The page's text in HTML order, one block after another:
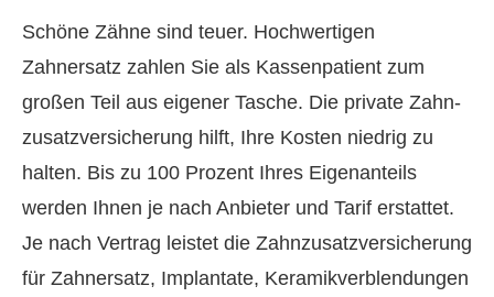
Schöne Zähne sind teuer. Hochwertigen
Zahnersatz zahlen Sie als Kassenpatient zum
großen Teil aus eigener Tasche. Die private Zahn­
zu­satz­ver­si­che­rung hilft, Ihre Kosten niedrig zu
halten. Bis zu 100 Prozent Ihres Eigenanteils
werden Ihnen je nach Anbieter und Tarif erstattet.
Je nach Vertrag leistet die Zahn­zu­satz­ver­si­che­rung
für Zahnersatz, Implantate, Keramikverblendungen